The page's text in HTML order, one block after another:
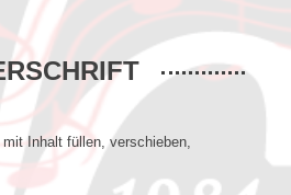
Inhalt füllen, verschieben,